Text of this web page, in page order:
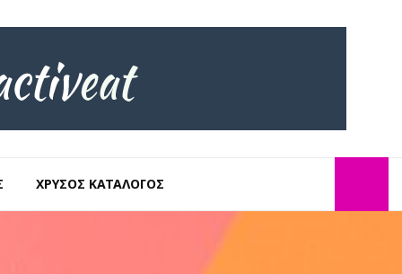
ΧΡΥΣΌΣ ΚΑΤΆΛΟΓΟΣ